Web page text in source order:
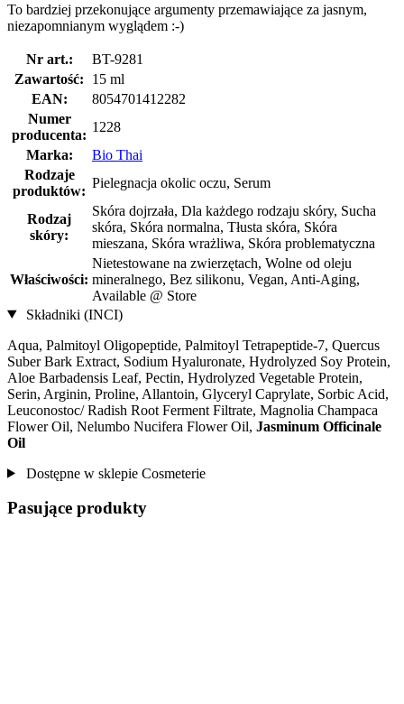
To bardziej przekonujące argumenty przemawiające za jasnym,
niezapomnianym wyglądem :-)
Nr art.:
BT-9281
Zawartość:
15 ml
EAN:
8054701412282
Numer
producenta:
1228
Marka:
Bio Thai
Rodzaje
produktów:
Pielegnacja okolic oczu, Serum
Rodzaj
skóry:
Skóra dojrzała, Dla każdego rodzaju skóry, Sucha
skóra, Skóra normalna, Tłusta skóra, Skóra
mieszana, Skóra wrażliwa, Skóra problematyczna
Właściwości:
Nietestowane na zwierzętach, Wolne od oleju
mineralnego, Bez silikonu, Vegan, Anti-Aging,
Available @ Store
Składniki (INCI)
Aqua, Palmitoyl Oligopeptide, Palmitoyl Tetrapeptide-7, Quercus
Suber Bark Extract, Sodium Hyaluronate, Hydrolyzed Soy Protein,
Aloe Barbadensis Leaf, Pectin, Hydrolyzed Vegetable Protein,
Serin, Arginin, Proline, Allantoin, Glyceryl Caprylate, Sorbic Acid,
Leuconostoc/ Radish Root Ferment Filtrate, Magnolia Champaca
Flower Oil, Nelumbo Nucifera Flower Oil, Jasminum Officinale
Oil
Dostępne w sklepie Cosmeterie
Pasujące produkty